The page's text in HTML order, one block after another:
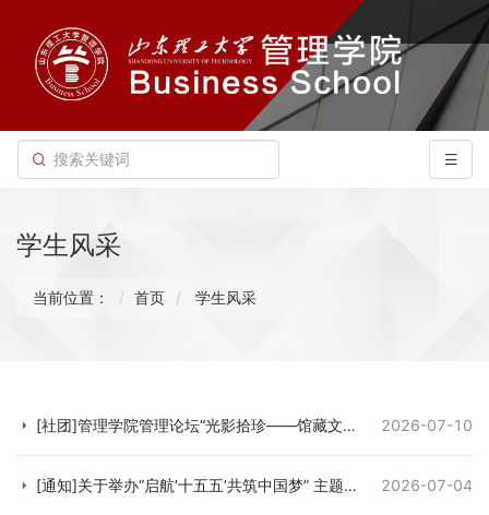
学生风采
当前位置： 首页 学生风采
[社团]管理学院管理论坛“光影拾珍——馆藏文物里的时光漫游”线上活动落幕 2026-07-10
[通知]关于举办“启航‘十五五’共筑中国梦” 主题宣讲比赛的通知 2026-07-04